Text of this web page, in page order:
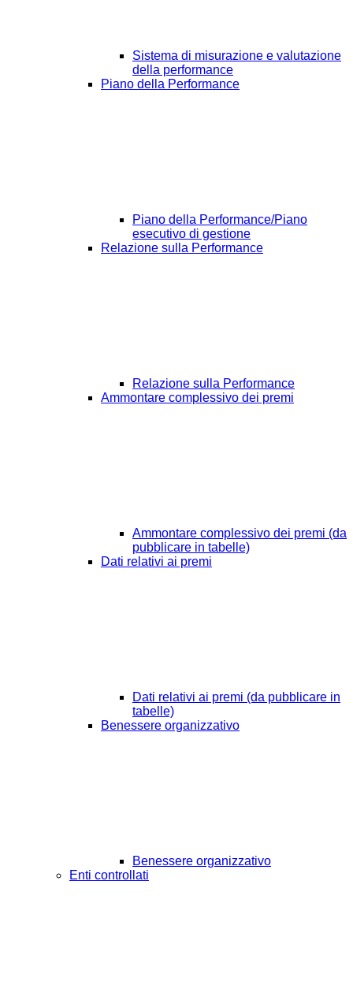
Sistema di misurazione e valutazione
della performance
Piano della Performance
Piano della Performance/Piano
esecutivo di gestione
Relazione sulla Performance
Relazione sulla Performance
Ammontare complessivo dei premi
Ammontare complessivo dei premi (da
pubblicare in tabelle)
Dati relativi ai premi
Dati relativi ai premi (da pubblicare in
tabelle)
Benessere organizzativo
Benessere organizzativo
Enti controllati